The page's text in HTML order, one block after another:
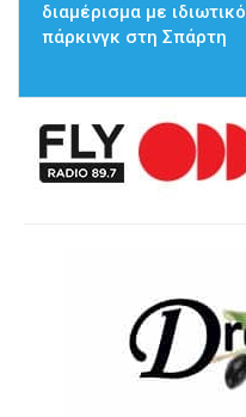
διαμέρισμα με ιδιωτικό
πάρκινγκ στη Σπάρτη